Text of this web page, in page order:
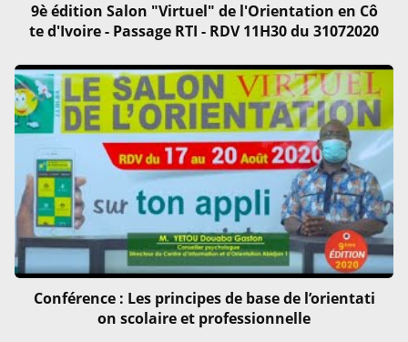
9è édition Salon "Virtuel" de l'Orientation en Cô
te d'Ivoire - Passage RTI - RDV 11H30 du 31072020
Conférence : Les principes de base de l’orientati
on scolaire et professionnelle